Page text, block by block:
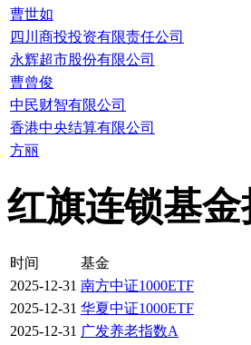
曹世如
四川商投投资有限责任公司
永辉超市股份有限公司
曹曾俊
中民财智有限公司
香港中央结算有限公司
方丽
红旗连锁基金
时间 基金
2025-12-31 南方中证1000ETF
2025-12-31 华夏中证1000ETF
2025-12-31 广发养老指数A